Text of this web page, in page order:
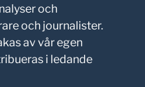
och
och journalister.
av vår egen
i ledande